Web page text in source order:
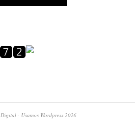
- Usamos Wordpress 2026